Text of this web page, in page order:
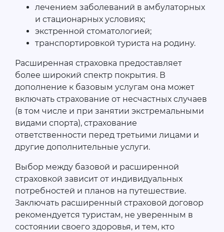
лечением заболеваний в амбулаторных
и стационарных условиях;
экстренной стоматологией;
транспортировкой туриста на родину.
Расширенная страховка предоставляет
более широкий спектр покрытия. В
дополнение к базовым услугам она может
включать страхование от несчастных случаев
(в том числе и при занятии экстремальными
видами спорта), страхование
ответственности перед третьими лицами и
другие дополнительные услуги.
Выбор между базовой и расширенной
страховкой зависит от индивидуальных
потребностей и планов на путешествие.
Заключать расширенный страховой договор
рекомендуется туристам, не уверенным в
состоянии своего здоровья, и тем, кто